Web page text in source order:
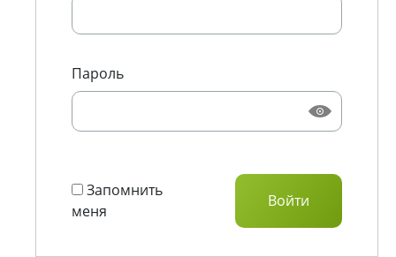
Пароль
Запомнить
меня